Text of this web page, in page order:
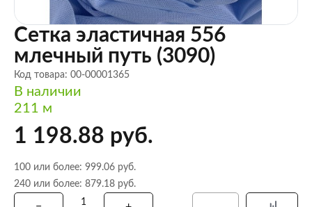
Сетка эластичная 556
млечный путь (3090)
Код товара: 00-00001365
В наличии
211 м
1 198.88 руб.
100 или более: 999.06 руб.
240 или более: 879.18 руб.